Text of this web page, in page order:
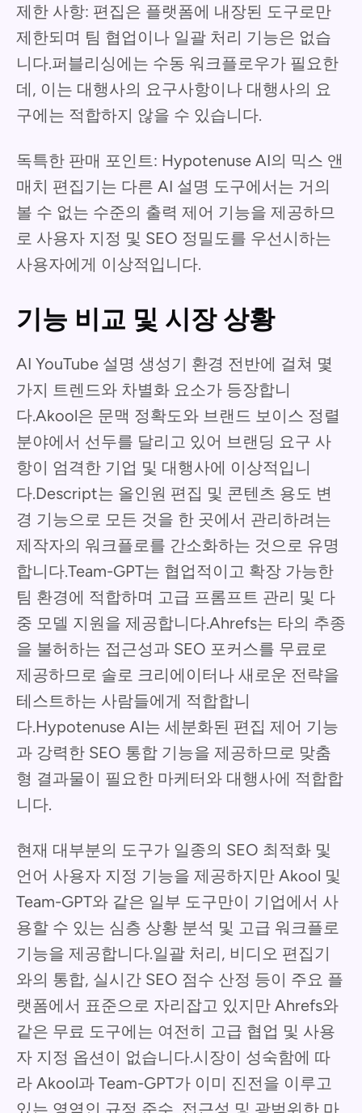
제한 사항: 편집은 플랫폼에 내장된 도구로만
제한되며 팀 협업이나 일괄 처리 기능은 없습
니다.퍼블리싱에는 수동 워크플로우가 필요한
데, 이는 대행사의 요구사항이나 대행사의 요
구에는 적합하지 않을 수 있습니다.
독특한 판매 포인트: Hypotenuse AI의 믹스 앤
매치 편집기는 다른 AI 설명 도구에서는 거의
볼 수 없는 수준의 출력 제어 기능을 제공하므
로 사용자 지정 및 SEO 정밀도를 우선시하는
사용자에게 이상적입니다.
기능 비교 및 시장 상황
AI YouTube 설명 생성기 환경 전반에 걸쳐 몇
가지 트렌드와 차별화 요소가 등장합니
다.Akool은 문맥 정확도와 브랜드 보이스 정렬
분야에서 선두를 달리고 있어 브랜딩 요구 사
항이 엄격한 기업 및 대행사에 이상적입니
다.Descript는 올인원 편집 및 콘텐츠 용도 변
경 기능으로 모든 것을 한 곳에서 관리하려는
제작자의 워크플로를 간소화하는 것으로 유명
합니다.Team-GPT는 협업적이고 확장 가능한
팀 환경에 적합하며 고급 프롬프트 관리 및 다
중 모델 지원을 제공합니다.Ahrefs는 타의 추종
을 불허하는 접근성과 SEO 포커스를 무료로
제공하므로 솔로 크리에이터나 새로운 전략을
테스트하는 사람들에게 적합합니
다.Hypotenuse AI는 세분화된 편집 제어 기능
과 강력한 SEO 통합 기능을 제공하므로 맞춤
형 결과물이 필요한 마케터와 대행사에 적합합
니다.
현재 대부분의 도구가 일종의 SEO 최적화 및
언어 사용자 지정 기능을 제공하지만 Akool 및
Team-GPT와 같은 일부 도구만이 기업에서 사
용할 수 있는 심층 상황 분석 및 고급 워크플로
기능을 제공합니다.일괄 처리, 비디오 편집기
와의 통합, 실시간 SEO 점수 산정 등이 주요 플
랫폼에서 표준으로 자리잡고 있지만 Ahrefs와
같은 무료 도구에는 여전히 고급 협업 및 사용
자 지정 옵션이 없습니다.시장이 성숙함에 따
라 Akool과 Team-GPT가 이미 진전을 이루고
있는 영역인 규정 준수, 접근성 및 광범위한 마